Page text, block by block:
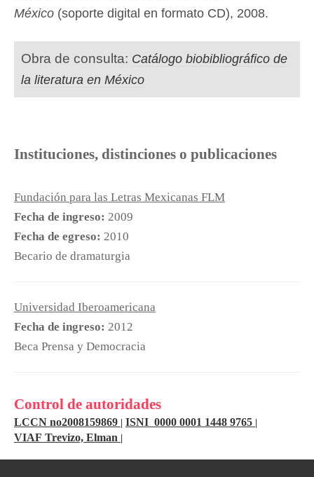
México (soporte digital en formato CD), 2008.
Obra de consulta: Catálogo biobibliográfico de
la literatura en México
Instituciones, distinciones o publicaciones
Fundación para las Letras Mexicanas FLM
Fecha de ingreso: 2009
Fecha de egreso: 2010
Becario de dramaturgia
Universidad Iberoamericana
Fecha de ingreso: 2012
Beca Prensa y Democracia
Control de autoridades
LCCN no2008159869 | ISNI 0000 0001 1448 9765 |
VIAF Trevizo, Elman |